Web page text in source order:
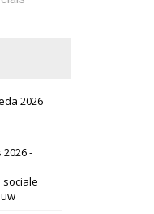
2026
-
sociale